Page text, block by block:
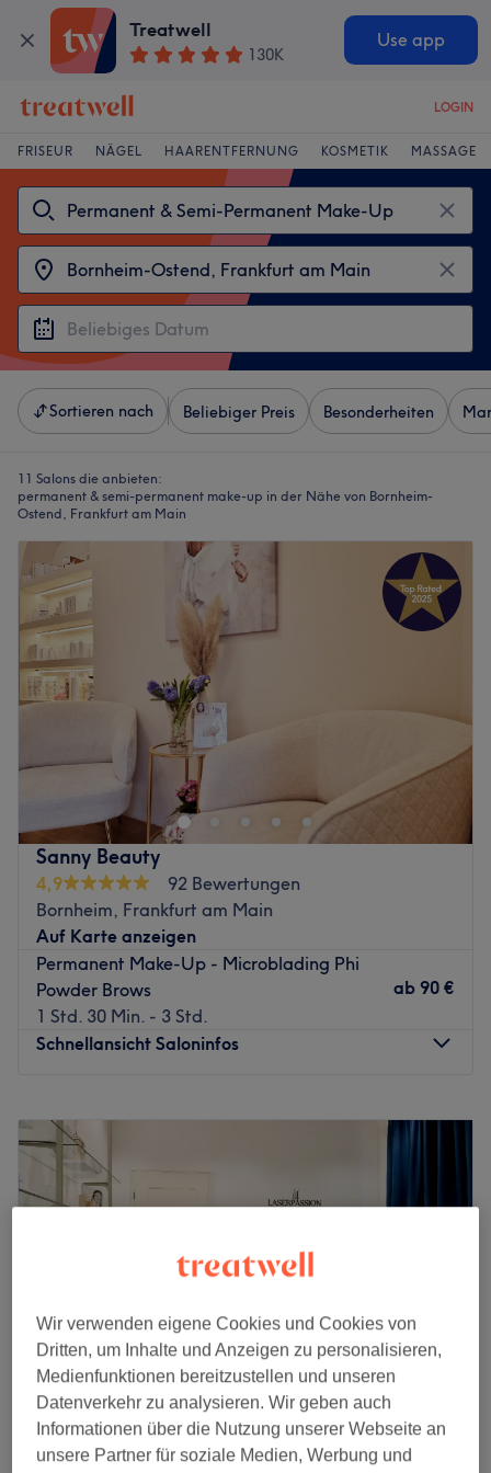
Treatwell
130K
Use app
LOGIN
FRISEUR NÄGEL HAARENTFERNUNG KOSMETIK MASSAGE
Sortieren nach Beliebiger Preis Besonderheiten
11 Salons die anbieten:
permanent & semi-permanent make-up in der Nähe von Bornheim-
Ostend, Frankfurt am Main
Sanny Beauty
4,9
92 Bewertungen
Bornheim, Frankfurt am Main
Auf Karte anzeigen
Permanent Make-Up - Microblading Phi
Powder Brows
1 Std. 30 Min. - 3 Std.
ab 90 €
Schnellansicht Saloninfos
Dienstag
18:00
Mittwoch
Donnerstag
Freitag
09:00–18:00
Strahlende und reine Haut zaubert dir das professionelle
Team von Sanny Beauty in Frankfurt am Main. Hier kannst
du dich zurücklehnen. Die Profis verwöhnen dich und
deine Haut mit pflegenden Produkten und verwenden
ausschließlich nachhaltigen Methoden.
Nächste öffentliche Verkehrsmittel:
Laserpassion
4,9
145 Bewertungen
Wir verwenden eigene Cookies und Cookies von
Dritten, um Inhalte und Anzeigen zu personalisieren,
Medienfunktionen bereitzustellen und unseren
Datenverkehr zu analysieren. Wir geben auch
Informationen über die Nutzung unserer Webseite an
unsere Partner für soziale Medien, Werbung und